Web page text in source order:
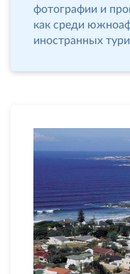
фотографии и
как среди
иностранных